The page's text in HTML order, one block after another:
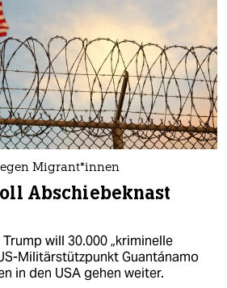
Mi­gran­t*in­nen
Abschiebeknast
will 30.000 „kriminelle
Militärstützpunkt Guantánamo
in den USA gehen weiter.